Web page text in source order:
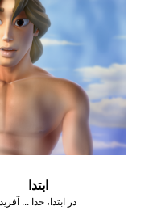
ابتدا
در ابتدا، خدا ... آفرید